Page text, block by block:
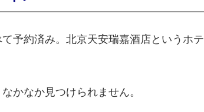
予約済み。北京天安瑞嘉酒店というホテ
かなか見つけられません。